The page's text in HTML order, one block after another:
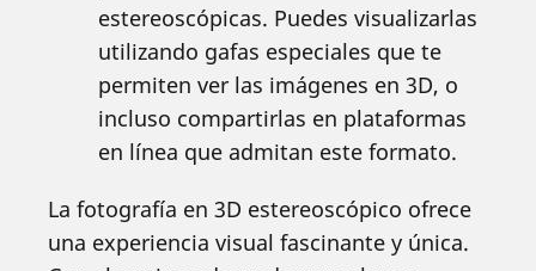
estereoscópicas. Puedes visualizarlas
utilizando gafas especiales que te
permiten ver las imágenes en 3D, o
incluso compartirlas en plataformas
en línea que admitan este formato.
La fotografía en 3D estereoscópico ofrece
una experiencia visual fascinante y única.